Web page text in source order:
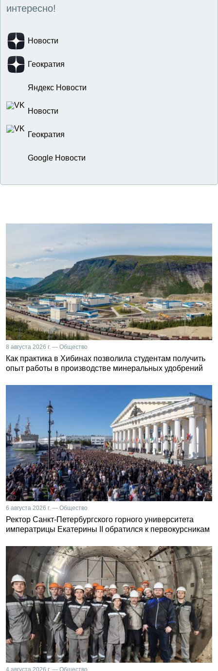
интересно!
Новости
Геократия
Яндекс Новости
Новости
Геократия
Google Новости
8 августа 2026 г. — Общество
Как практика в Хибинах позволила студентам получить
опыт работы в производстве минеральных удобрений
6 августа 2026 г. — Общество
Ректор Санкт-Петербургского горного университета
императрицы Екатерины II обратился к первокурсникам
4 августа 2026 г. — Общество